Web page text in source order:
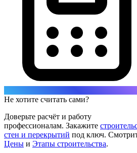
Не хотите считать сами?
Доверьте расчёт и работу
профессионалам. Закажите
стен и перекрытий под ключ.
Цены и Этапы строительства.